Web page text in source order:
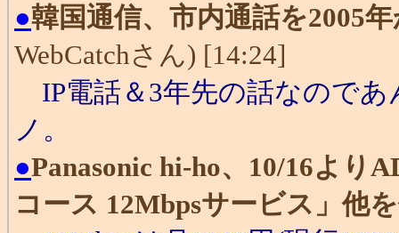
●韓国通信、市内通話を2005
WebCatchさん) [14:24]
IP電話＆3年先の話なので
ノ。
●Panasonic hi-ho、10/16より
コース 12Mbpsサービス」他